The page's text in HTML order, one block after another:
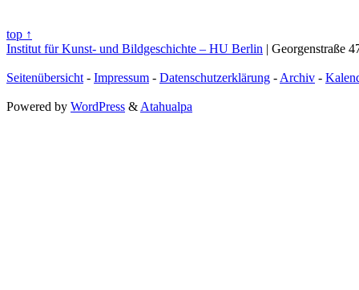
top ↑
Institut für Kunst- und Bildgeschichte – HU Berlin | Georgenstraße
Seitenübersicht - Impressum - Datenschutzerklärung - Archiv -
Powered by WordPress & Atahualpa